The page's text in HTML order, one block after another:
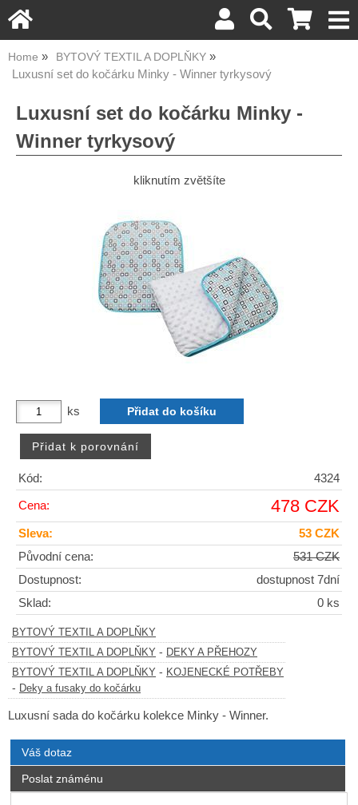
Home BYTOVÝ TEXTIL A DOPLŇKY
Luxusní set do kočárku Minky - Winner tyrkysový
Luxusní set do kočárku Minky -
Winner tyrkysový
kliknutím zvětšíte
ks
Kód: 4324
Cena: 478 CZK
Sleva:
53 CZK
Původní cena:
531 CZK
Dostupnost:
dostupnost 7dní
Sklad:
0 ks
BYTOVÝ TEXTIL A DOPLŇKY
BYTOVÝ TEXTIL A DOPLŇKY - DEKY A PŘEHOZY
BYTOVÝ TEXTIL A DOPLŇKY - KOJENECKÉ POTŘEBY
- Deky a fusaky do kočárku
Luxusní sada do kočárku kolekce Minky - Winner.
Váš dotaz
Poslat známénu